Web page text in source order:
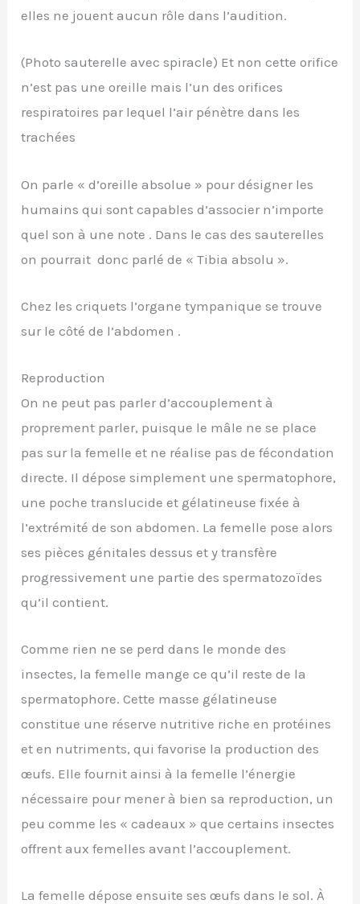
elles ne jouent aucun rôle dans l’audition.
(Photo sauterelle avec spiracle) Et non cette orifice
n’est pas une oreille mais l’un des orifices
respiratoires par lequel l’air pénètre dans les
trachées
On parle « d’oreille absolue » pour désigner les
humains qui sont capables d’associer n’importe
quel son à une note . Dans le cas des sauterelles
on pourrait donc parlé de « Tibia absolu ».
Chez les criquets l’organe tympanique se trouve
sur le côté de l’abdomen .
Reproduction
On ne peut pas parler d’accouplement à
proprement parler, puisque le mâle ne se place
pas sur la femelle et ne réalise pas de fécondation
directe. Il dépose simplement une spermatophore,
une poche translucide et gélatineuse fixée à
l’extrémité de son abdomen. La femelle pose alors
ses pièces génitales dessus et y transfère
progressivement une partie des spermatozoïdes
qu’il contient.
Comme rien ne se perd dans le monde des
insectes, la femelle mange ce qu’il reste de la
spermatophore. Cette masse gélatineuse
constitue une réserve nutritive riche en protéines
et en nutriments, qui favorise la production des
œufs. Elle fournit ainsi à la femelle l’énergie
nécessaire pour mener à bien sa reproduction, un
peu comme les « cadeaux » que certains insectes
offrent aux femelles avant l’accouplement.
La femelle dépose ensuite ses œufs dans le sol. À